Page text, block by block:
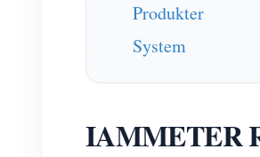
Produkter
System
IAMMETER